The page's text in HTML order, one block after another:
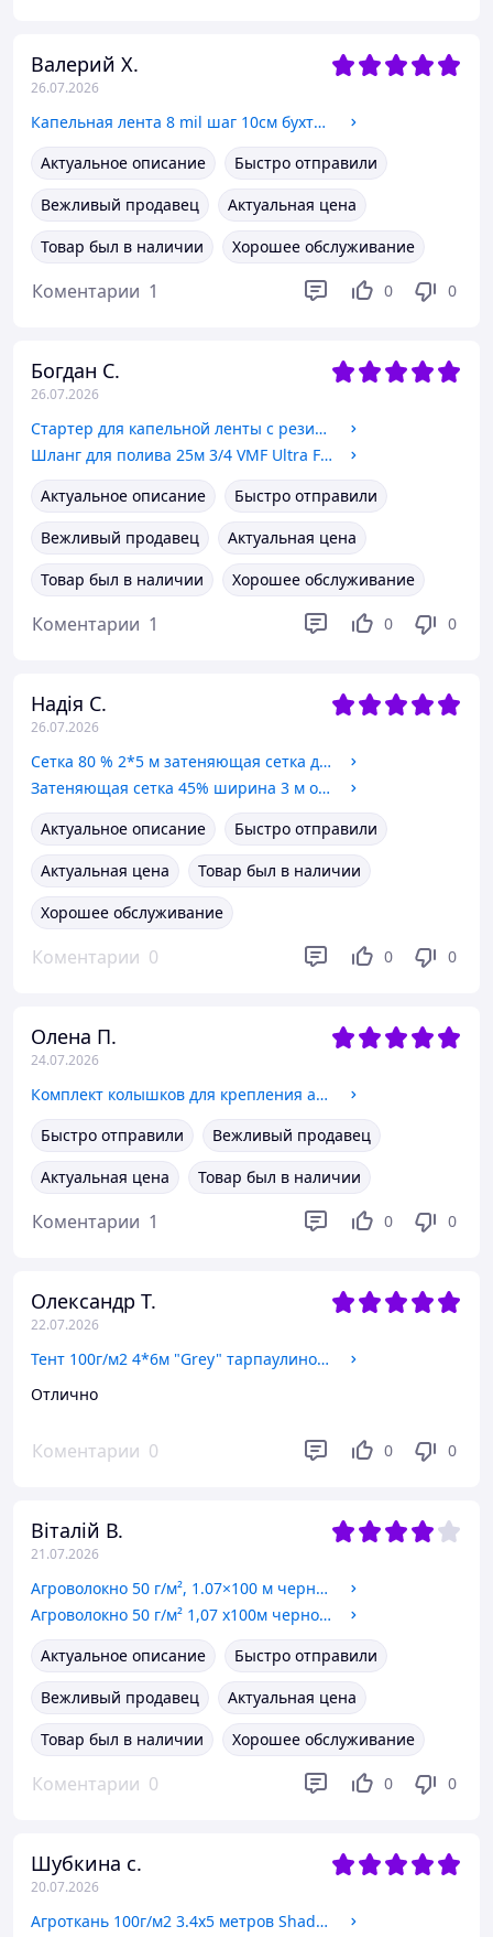
Валерий Х.
26.07.2026
Капельная лента 8 mil шаг 10см бухта 100 метров эмитерная GOLDEN DRIP
Актуальное описание
Быстро отправили
Вежливый продавец
Актуальная цена
Товар был в наличии
Хорошее обслуживание
Коментарии 1 0 0
Богдан С.
26.07.2026
Стартер для капельной ленты с резинкой (50 шт/уп)
Шланг для полива 25м 3/4 VMF Ultra Flow (35 bar, 6 слоев) голубой
Актуальное описание
Быстро отправили
Вежливый продавец
Актуальная цена
Товар был в наличии
Хорошее обслуживание
Коментарии 1 0 0
Надія С.
26.07.2026
Сетка 80 % 2*5 м затеняющая сетка для беседки
Затеняющая сетка 45% ширина 3 м от солнца и града сетка на метраж
Актуальное описание
Быстро отправили
Актуальная цена
Товар был в наличии
Хорошее обслуживание
Коментарии 0 0 0
Олена П.
24.07.2026
Комплект колышков для крепления агроволокна, агроткани, геотекстиля (20 штук)
Быстро отправили
Вежливый продавец
Актуальная цена
Товар был в наличии
Коментарии 1 0 0
Олександр Т.
22.07.2026
Тент 100г/м2 4*6м "Grey" тарпаулиновый тент от дождя
Отлично
Коментарии 0 0 0
Віталій В.
21.07.2026
Агроволокно 50 г/м², 1.07×100 м черное с перфорацией Shadow 2 отверстия
Агроволокно 50 г/м² 1,07 х100м черно-белое"Shadow"
Актуальное описание
Быстро отправили
Вежливый продавец
Актуальная цена
Товар был в наличии
Хорошее обслуживание
Коментарии 0 0 0
Шубкина с.
20.07.2026
Агроткань 100г/м2 3.4х5 метров Shadow для мульчирования почвы